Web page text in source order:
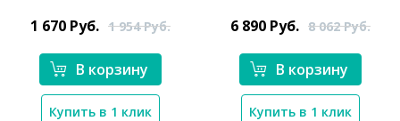
1 670 Руб. 1 954Руб.
В корзину
Купить в 1 клик
6 890 Руб. 8 062Руб.
В корзину
Купить в 1 клик